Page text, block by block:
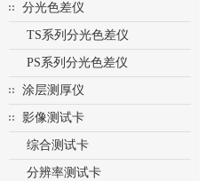
分光色差仪
TS系列分光色差仪
PS系列分光色差仪
涂层测厚仪
影像测试卡
综合测试卡
分辨率测试卡